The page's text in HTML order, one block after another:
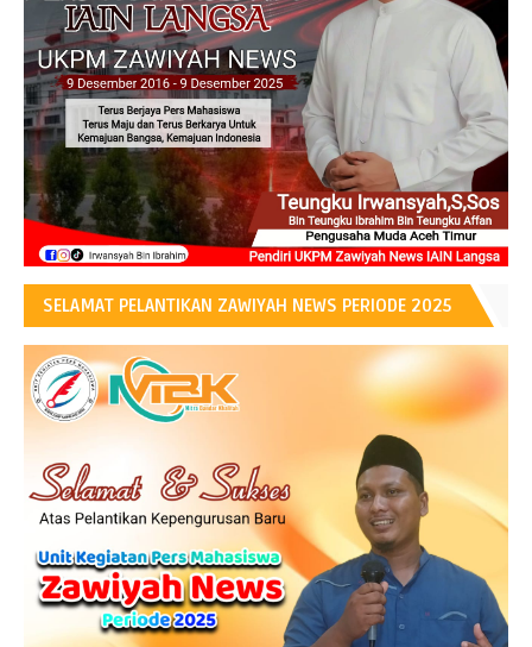
SELAMAT PELANTIKAN ZAWIYAH NEWS PERIODE 2025